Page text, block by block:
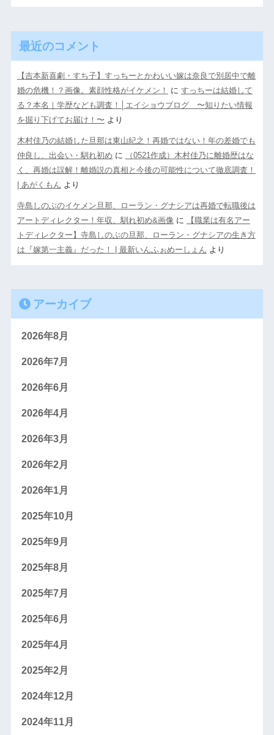
最近のコメント
【吉本新喜劇・すち子】すっちーとかわいい嫁は奈良で別居中で離
婚の危機！？画像。素顔性格がイケメン！
に すっちーは結婚して
る？本名｜学歴なども調査！│エイショウブログ 〜知りたい情報
を掘り下げてお届け！〜 より
木村佳乃の結婚した旦那は東山紀之！再婚ではない！年の差婚でも
仲良し、出会い・馴れ初め に
（0521作成）木村佳乃に離婚歴はな
く、再婚は誤解！離婚説の真相と今後の可能性について徹底調査！
| あがくもん より
寺島しのぶのイケメン旦那、ローラン・グナシアは再婚で転職後は
アートディレクター！年収、馴れ初め&画像 に
【職業は有名アー
トディレクター】寺島しのぶの旦那、ローラン・グナシアの生き方
は『嫁第一主義』だった！ | 最新いんふぉめーしょん より
アーカイブ
2026年8月
2026年7月
2026年6月
2026年4月
2026年3月
2026年2月
2026年1月
2025年10月
2025年9月
2025年8月
2025年7月
2025年6月
2025年4月
2025年2月
2024年12月
2024年11月